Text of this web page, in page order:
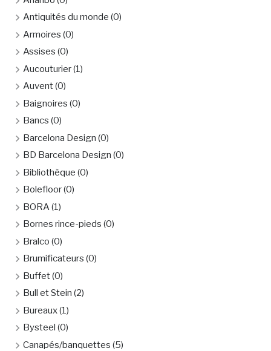
Antiquités du monde (0)
Armoires (0)
Assises (0)
Aucouturier(1)
Auvent(0)
Baignoires (0)
Bancs (0)
Barcelona Design (0)
BD Barcelona Design (0)
Bibliothèque (0)
Bolefloor(0)
BORA (1)
Bornes rince-pieds (0)
Bralco (0)
Brumificateurs (0)
Buffet(0)
Bull et Stein (2)
Bureaux(1)
Bysteel (0)
Canapés/banquettes (5)